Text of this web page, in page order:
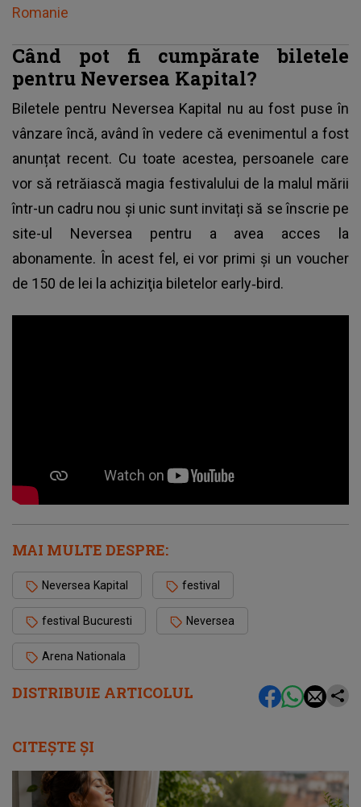
DISTRIBUIE ARTICOLUL
Romanie
Când pot fi cumpărate biletele
pentru Neversea Kapital?
Biletele pentru Neversea Kapital nu au fost puse în
vânzare încă, având în vedere că evenimentul a fost
anunțat recent. Cu toate acestea, persoanele care
vor să retrăiască magia festivalului de la malul mării
într-un cadru nou și unic sunt invitați să se înscrie pe
site-ul Neversea pentru a avea acces la
abonamente. În acest fel, ei vor primi și un voucher
de 150 de lei la achiziţia biletelor early‑bird.
MAI MULTE DESPRE:
Neversea Kapital festival
festival Bucuresti Neversea
Arena Nationala
CITEȘTE ȘI